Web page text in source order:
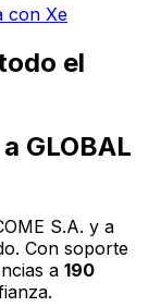
con Xe
el
GLOBAL
S.A. y a
Con soporte
a 190